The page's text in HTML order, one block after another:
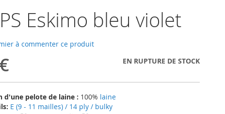
Eskimo bleu violet
à commenter ce produit
EN RUPTURE DE STOCK
d'une pelote de laine : 100% laine
E (9 - 11 mailles) / 14 ply / bulky